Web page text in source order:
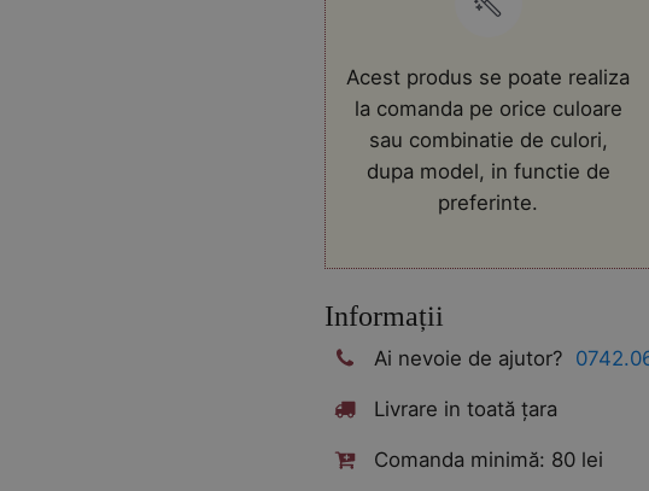
vas
ceramic
Acest produs se poate realiza
la comanda pe orice culoare
sau combinatie de culori,
dupa model, in functie de
preferinte.
Informații
Ai nevoie de ajutor?
Livrare in toată țara
Comanda minimă: 80 lei